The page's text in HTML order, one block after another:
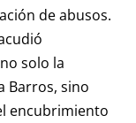
de abusos.
solo la
Barros, sino
encubrimiento